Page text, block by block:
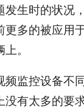
发生时的状况
更多的被应用
。
监控设备不
没有太多的要